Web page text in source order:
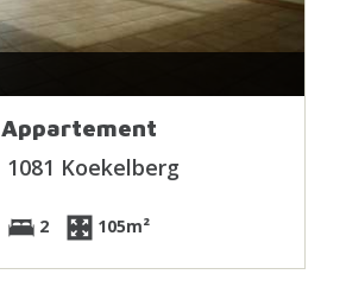
Appartement
1081 Koekelberg
2 105m²